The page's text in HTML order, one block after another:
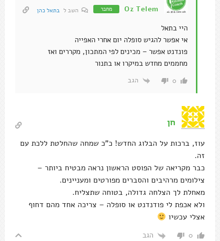
Oz Telem מחבר השב ל בתאל כהן
היי בתאל
אי אפשר להגיש סופלה יום אחרי האפייה
פונדנט אפשר – מכינים לפי המתכון, מקררים ואז
מחממים מחדש במיקרו או בתנור
0 הגב
חן
עוז, ברכות על הבלוג החדש! כ"כ שמחה שהחלטת ללכת עם
זה.
כבר מקריאה של הפוסט הראשון נראה מבטיח ביותר –
צילומים מרהיבים והסברים מפורטים ומעניינים.
מאחלת לך הצלחה גדולה, בטוחה שתצליח.
ולא אכפת לי פודנדנט או סופלה – צריכה אחד מהם דחוף
אצלי עכשיו
0 הגב